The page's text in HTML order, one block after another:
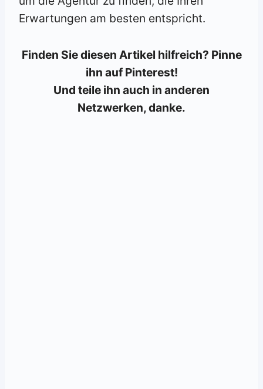
Erwartungen am besten entspricht.
Finden Sie diesen Artikel hilfreich? Pinne
ihn auf Pinterest!
Und teile ihn auch in anderen
Netzwerken, danke.